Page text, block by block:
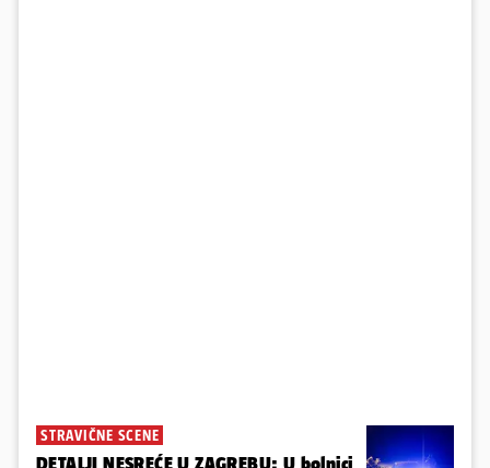
STRAVIČNE SCENE
DETALJI NESREĆE U ZAGREBU: U bolnici